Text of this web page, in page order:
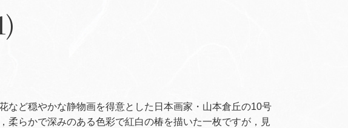
など穏やかな静物画を得意とした日本画家・山本倉丘の10号
柔らかで深みのある色彩で紅白の椿を描いた一枚ですが，見